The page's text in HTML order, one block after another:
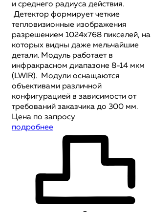
и среднего радиуса действия.
Детектор формирует четкие
тепловизионные изображения
разрешением 1024х768 пикселей, на
которых видны даже мельчайшие
детали. Модуль работает в
инфракрасном диапазоне 8-14 мкм
(LWIR). Модули оснащаются
объективами различной
конфигурацией в зависимости от
требований заказчика до 300 мм.
Цена по запросу
подробнее